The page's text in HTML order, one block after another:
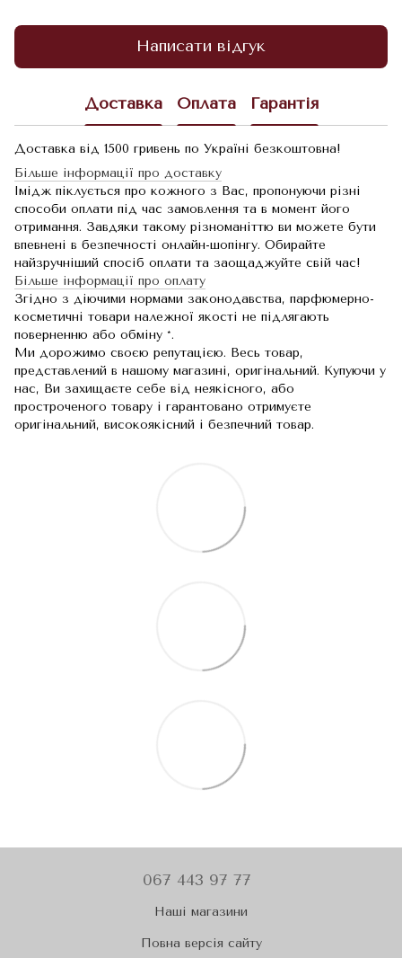
Написати відгук
Доставка Оплата Гарантія
Доставка від 1500 гривень по Україні безкоштовна!
Більше інформації про доставку
Імідж піклується про кожного з Вас, пропонуючи різні
способи оплати під час замовлення та в момент його
отримання. Завдяки такому різноманіттю ви можете бути
впевнені в безпечності онлайн-шопінгу. Обирайте
найзручніший спосіб оплати та заощаджуйте свій час!
Більше інформації про оплату
Згідно з діючими нормами законодавства, парфюмерно-
косметичні товари належної якості не підлягають
поверненню або обміну *.
Ми дорожимо своєю репутацією. Весь товар,
представлений в нашому магазині, оригінальний. Купуючи у
нас, Ви захищаєте себе від неякісного, або
простроченого товару і гарантовано отримуєте
оригінальний, високоякісний і безпечний товар.
067 443 97 77
Наші магазини
Повна версія сайту